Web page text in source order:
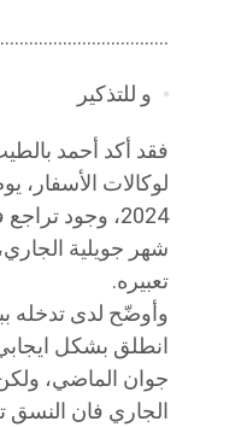
و للتذكير
فقد أكد أحمد
2024، وجود
تعبيره.
وأوضّح لدى تدخله
انطلق بشكل
جوان الماضي،
الجاري فان النسق